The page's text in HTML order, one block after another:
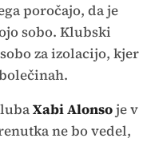
poročajo, da je
sobo. Klubski
za izolacijo, kjer
Xabi Alonsoje v
ne bo vedel,